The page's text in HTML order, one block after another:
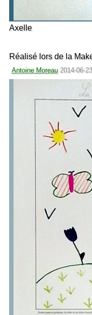
Axelle
Réalisé lors de la
Antoine Moreau 2014-06-